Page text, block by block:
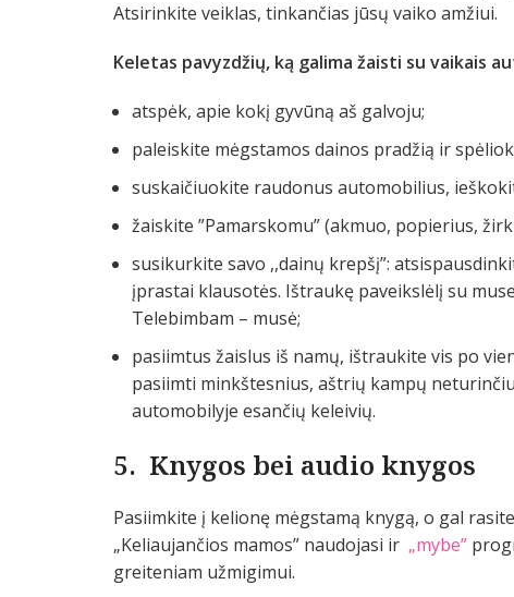
Atsirinkite veiklas, tinkančias jūsų vaiko amžiui.
Keletas pavyzdžių, ką galima žaisti su vaikais
atspėk, apie kokį gyvūną aš galvoju;
paleiskite mėgstamos dainos pradžią ir
suskaičiuokite raudonus automobilius,
žaiskite ”Pamarskomu” (akmuo, popierius,
susikurkite savo ,,dainų krepšį”:
įprastai klausotės. Ištraukę paveikslėlį su
Telebimbam – musė;
pasiimtus žaislus iš namų, ištraukite vis po
pasiimti minkštesnius, aštrių kampų
automobilyje esančių keleivių.
5. Knygos bei audio knygos
Pasiimkite į kelionę mėgstamą knygą, o gal
„Keliaujančios mamos” naudojasi ir „mybe”
greiteniam užmigimui.